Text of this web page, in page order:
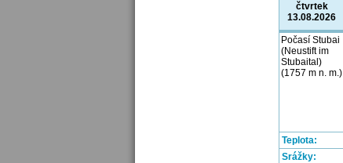
čtvrtek
13.08.2026
Počasí Stubai
(Neustift im
Stubaital)
(1757 m n. m.)
Teplota:
Srážky: